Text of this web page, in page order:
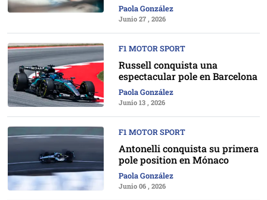
Paola González
Junio 27 , 2026
F1 MOTOR SPORT
Russell conquista una
espectacular pole en Barcelona
Paola González
Junio 13 , 2026
F1 MOTOR SPORT
Antonelli conquista su primera
pole position en Mónaco
Paola González
Junio 06 , 2026